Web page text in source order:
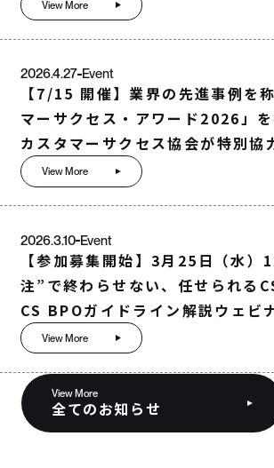
View More
2026.4.27 Event
【7/15 開催】業界の先進事例を
マーサクセス・アワード2026」
カスタマーサクセス協会が特別協
View More
2026.3.10 Event
【参加募集開始】3月25日（水）
注”で終わらせない、任せられる
CS BPOガイドライン解説ウェビ
View More
View More
全てのお知らせ